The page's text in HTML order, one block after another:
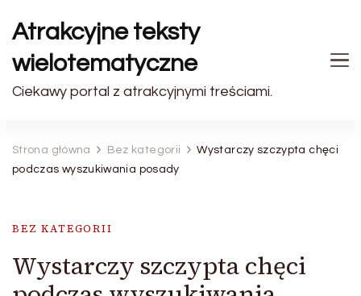
Atrakcyjne teksty
wielotematyczne
Ciekawy portal z atrakcyjnymi treściami.
Strona główna Bez kategorii
Wystarczy szczypta chęci
podczas wyszukiwania posady
BEZ KATEGORII
Wystarczy szczypta chęci